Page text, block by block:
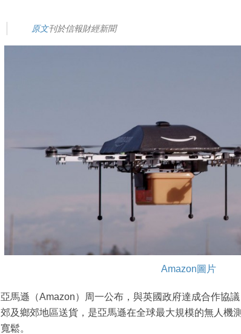
原文刊於信報財經新聞
Amazon圖片
亞馬遜（Amazon）周一公布，與英國政府達成合作協
郊及鄉郊地區送貨，是亞馬遜在全球最大規模的無人機
寬鬆。
最新